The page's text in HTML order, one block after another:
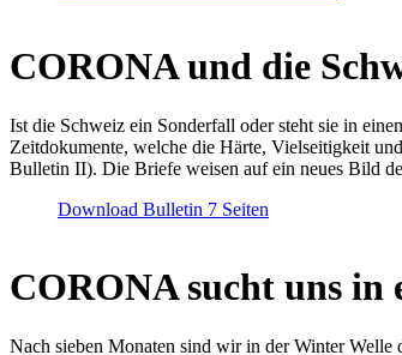
CORONA und die
Ist die Schweiz ein Sonderfall oder steht sie in
Zeitdokumente, welche die Härte, Vielseitigkeit
Bulletin II). Die Briefe weisen auf ein neues Bild
Download Bulletin 7 Seiten
CORONA sucht uns in
Nach sieben Monaten sind wir in der Winter